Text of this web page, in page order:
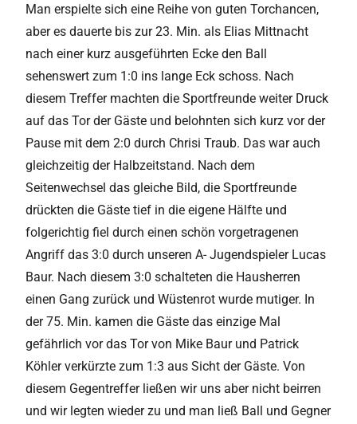
Man erspielte sich eine Reihe von guten Torchancen,
aber es dauerte bis zur 23. Min. als Elias Mittnacht
nach einer kurz ausgeführten Ecke den Ball
sehenswert zum 1:0 ins lange Eck schoss. Nach
diesem Treffer machten die Sportfreunde weiter Druck
auf das Tor der Gäste und belohnten sich kurz vor der
Pause mit dem 2:0 durch Chrisi Traub. Das war auch
gleichzeitig der Halbzeitstand. Nach dem
Seitenwechsel das gleiche Bild, die Sportfreunde
drückten die Gäste tief in die eigene Hälfte und
folgerichtig fiel durch einen schön vorgetragenen
Angriff das 3:0 durch unseren A- Jugendspieler Lucas
Baur. Nach diesem 3:0 schalteten die Hausherren
einen Gang zurück und Wüstenrot wurde mutiger. In
der 75. Min. kamen die Gäste das einzige Mal
gefährlich vor das Tor von Mike Baur und Patrick
Köhler verkürzte zum 1:3 aus Sicht der Gäste. Von
diesem Gegentreffer ließen wir uns aber nicht beirren
und wir legten wieder zu und man ließ Ball und Gegner